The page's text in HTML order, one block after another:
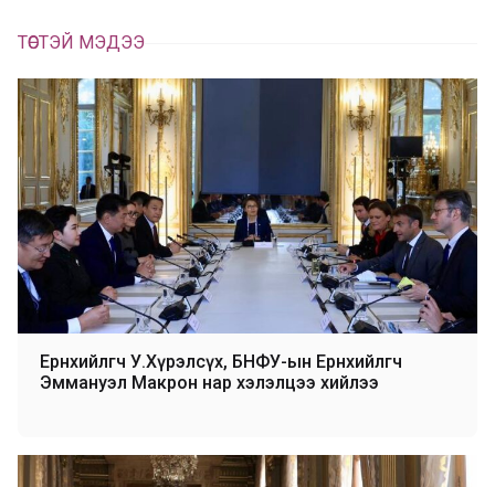
ТӨСТЭЙ МЭДЭЭ
Ерөнхийлөгч У.Хүрэлсүх, БНФУ-ын Ерөнхийлөгч
Эммануэл Макрон нар хэлэлцээ хийлээ